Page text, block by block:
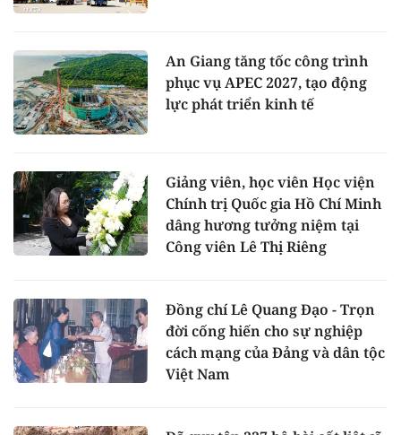
An Giang tăng tốc công trình
phục vụ APEC 2027, tạo động
lực phát triển kinh tế
Giảng viên, học viên Học viện
Chính trị Quốc gia Hồ Chí Minh
dâng hương tưởng niệm tại
Công viên Lê Thị Riêng
Đồng chí Lê Quang Đạo - Trọn
đời cống hiến cho sự nghiệp
cách mạng của Đảng và dân tộc
Việt Nam